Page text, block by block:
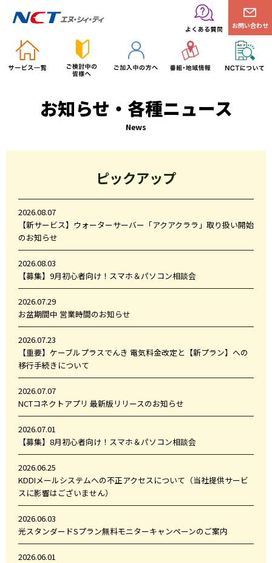
お問い合わせ
お知らせ・各種ニュース
News
ピックアップ
2026.08.07
【新サービス】ウォーターサーバー「アクアクララ」取り扱い開始
のお知らせ
2026.08.03
【募集】9月初心者向け！スマホ＆パソコン相談会
2026.07.29
お盆期間中 営業時間のお知らせ
2026.07.23
【重要】ケーブルプラスでんき 電気料金改定と【新プラン】への
移行手続きについて
2026.07.07
NCTコネクトアプリ 最新版リリースのお知らせ
2026.07.01
【募集】8月初心者向け！スマホ＆パソコン相談会
2026.06.25
KDDIメールシステムへの不正アクセスについて（当社提供サービ
スに影響はございません）
2026.06.03
光スタンダードSプラン無料モニターキャンペーンのご案内
2026.06.01